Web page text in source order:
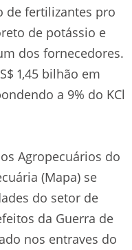
de fertilizantes pro
de potássio e
dos fornecedores.
1,45 bilhão em
a 9% do KCl
Agropecuários do
(Mapa) se
do setor de
da Guerra de
nos entraves do